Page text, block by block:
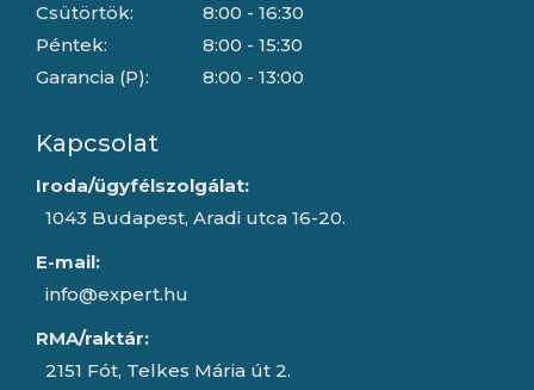
Csütörtök:
Péntek:
Garancia (P):
8:00 - 16:30
8:00 - 15:30
8:00 - 13:00
Kapcsolat
Iroda/ügyfélszolgálat:
1043 Budapest, Aradi utca 16-20.
E-mail:
info@expert.hu
RMA/raktár:
2151 Fót, Telkes Mária út 2.